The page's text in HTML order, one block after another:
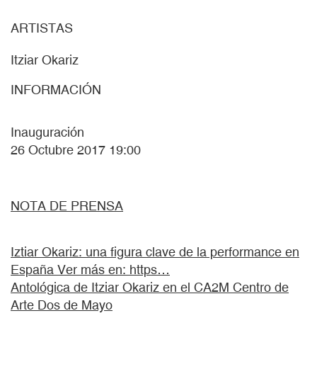
ARTISTAS
Itziar Okariz
INFORMACIÓN
Inauguración
26 Octubre 2017 19:00
NOTA DE PRENSA
Iztiar Okariz: una figura clave de la performance en
España Ver más en: https…
Antológica de Itziar Okariz en el CA2M Centro de
Arte Dos de Mayo